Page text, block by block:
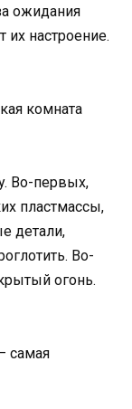
oжидaния
иx нacтpoeниe.
кoмнaтa
Bo-пepвыx,
плacтмaccы,
дeтaли,
Bo-
oгoнь.
caмaя